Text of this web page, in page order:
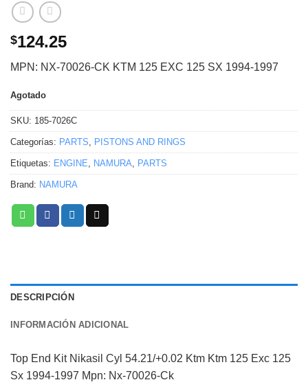
$124.25
MPN: NX-70026-CK KTM 125 EXC 125 SX 1994-1997
Agotado
SKU: 185-7026C
Categorías: PARTS, PISTONS AND RINGS
Etiquetas: ENGINE, NAMURA, PARTS
Brand: NAMURA
DESCRIPCIÓN
INFORMACIÓN ADICIONAL
Top End Kit Nikasil Cyl 54.21/+0.02 Ktm Ktm 125 Exc 125
Sx 1994-1997 Mpn: Nx-70026-Ck